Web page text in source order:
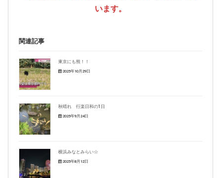
います。
関連記事
東京にも熊！！
2025年10月29日
秋晴れ 行楽日和の1日
2025年9月24日
横浜みなとみらい☆
2025年8月12日